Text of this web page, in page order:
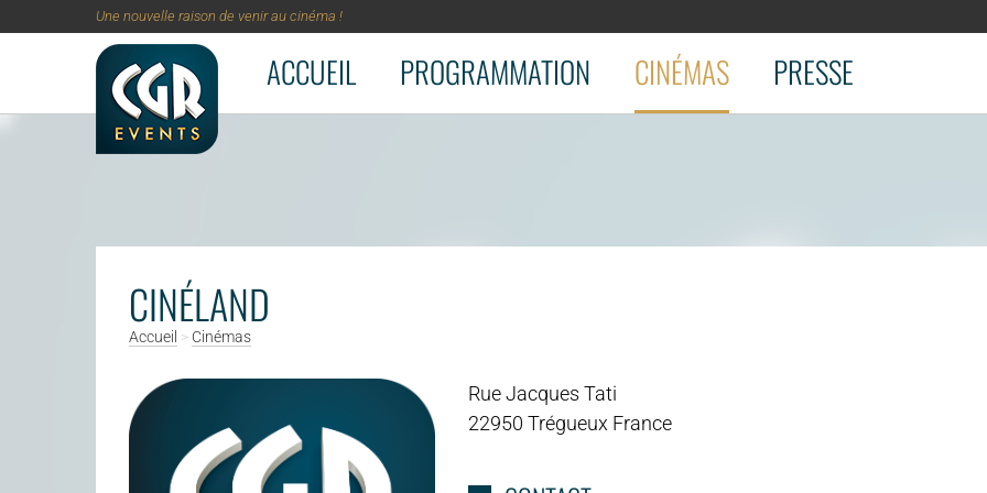
Aller au contenu principal
Une nouvelle raison de venir au cinéma !
ACCUEIL PROGRAMMATION CINÉMAS PRESSE
CINÉLAND
Accueil > Cinémas
Rue Jacques Tati
22950 Trégueux France